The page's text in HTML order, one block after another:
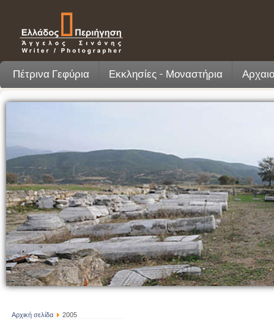
Πέτρινα Γεφύρια Εκκλησίες - Μοναστήρια
Αρχική σελίδα 2005